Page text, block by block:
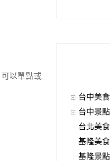
以單點或
台中美食
台中景點
台北美食
基隆美食
基隆景點